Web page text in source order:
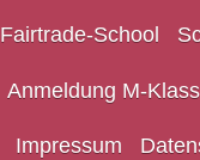
Fairtrade-School
Anmeldung M-
Impressum